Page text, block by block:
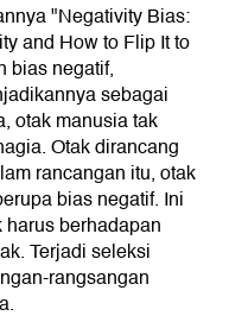
"Negativity Bias:
and How to Flip It to
bias negatif,
sebagai
otak manusia tak
Otak dirancang
rancangan itu, otak
bias negatif. Ini
berhadapan
Terjadi seleksi
rangsangan